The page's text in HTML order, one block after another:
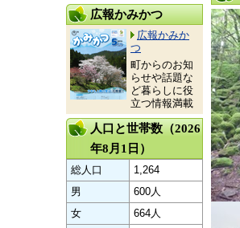
広報かみかつ
広報かみか
つ
町からのお知
らせや話題な
ど暮らしに役
立つ情報満載
人口と世帯数（2026
年8月1日）
総人口
1,264
男
600人
女
664人